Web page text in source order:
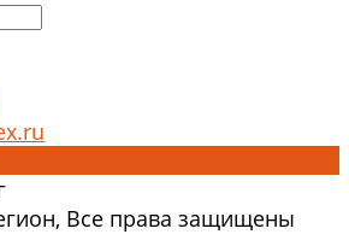
Все права защищены